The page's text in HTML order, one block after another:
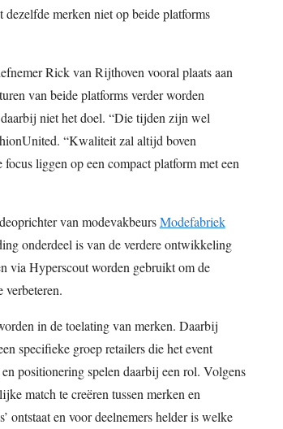
merken niet op beide platforms
Rick van Rijthoven vooral plaats aan
van beide platforms verder worden
niet het doel. “Die tijden zijn wel
“Kwaliteit zal altijd boven
liggen op een compact platform met een
van modevakbeursModefabriek
onderdeel is van de verdere ontwikkeling
via Hyperscout worden gebruikt om de
verbeteren.
in de toelating van merken. Daarbij
specifieke groep retailers die het event
positionering spelen daarbij een rol. Volgens
match te creëren tussen merken en
ontstaat en voor deelnemers helder is welke